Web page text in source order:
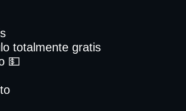
totalmente gratis
💵